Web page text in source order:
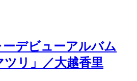
デビューアルバム
ツリ」／大越香里